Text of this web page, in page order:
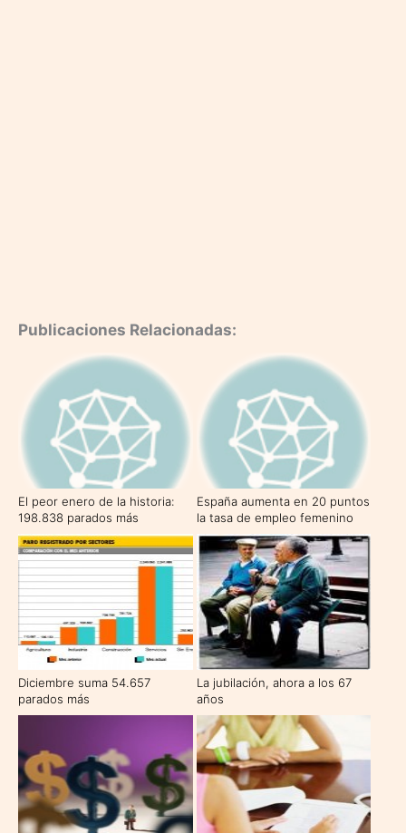
Publicaciones Relacionadas:
El peor enero de la historia:
198.838 parados más
España aumenta en 20 puntos
la tasa de empleo femenino
en la última década, hasta el
55%
Diciembre suma 54.657
parados más
La jubilación, ahora a los 67
años